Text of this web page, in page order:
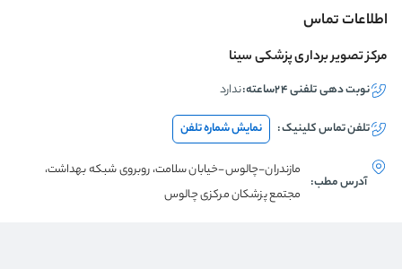
اطلاعات تماس
مرکز تصویر برداری پزشکی سینا
نوبت دهی تلفنی ۲۴ساعته: ندارد
تلفن تماسکلینیک: نمایش شماره تلفن
آدرس مطب:
مازندران-چالوس-خیابان سلامت، روبروی شبکه بهداشت،
مجتمع پزشکان مرکزی چالوس